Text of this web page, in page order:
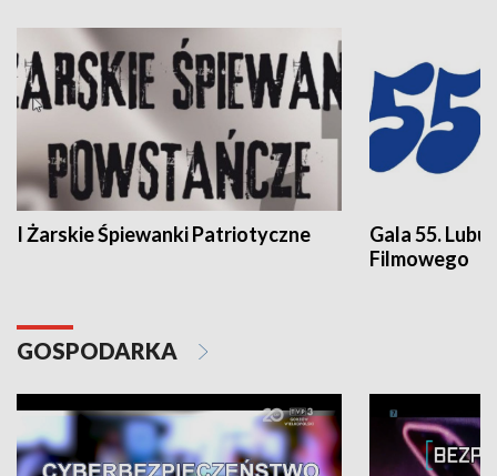
I Żarskie Śpiewanki Patriotyczne
Gala 55.
Filmowego
GOSPODARKA